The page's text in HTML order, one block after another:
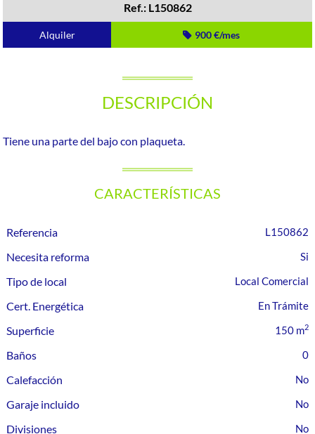
Ref.: L150862
Alquiler 900 €/mes
DESCRIPCIÓN
Tiene una parte del bajo con plaqueta.
CARACTERÍSTICAS
Referencia L150862
Necesita reforma
Tipo de local
Local Comercial
Cert. Energética En Trámite
Superficie 150 m2
Baños 0
Calefacción
Garaje incluido
Divisiones